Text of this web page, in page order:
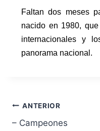
Faltan dos meses
nacido en 1980,
internacionales y
panorama nacional.
ANTERIOR
– Campeones